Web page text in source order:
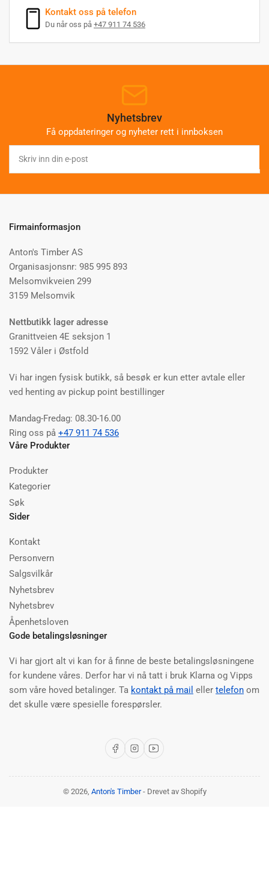
Kontakt oss på telefon
Du når oss på +47 911 74 536
Nyhetsbrev
Få oppdateringer og nyheter rett i innboksen
inn
din
post
Firmainformasjon
Anton's Timber AS
Organisasjonsnr: 985 995 893
Melsomvikveien 299
3159 Melsomvik
Nettbutikk lager adresse
Granittveien 4E seksjon 1
1592 Våler i Østfold
Vi har ingen fysisk butikk, så besøk er kun etter avtale eller
ved henting av pickup point bestillinger
Mandag-Fredag: 08.30-16.00
Ring oss på +47 911 74 536
Våre Produkter
Produkter
Kategorier
Søk
Sider
Kontakt
Personvern
Salgsvilkår
Nyhetsbrev
Nyhetsbrev
Åpenhetsloven
Gode betalingsløsninger
Vi har gjort alt vi kan for å finne de beste betalingsløsningene
for kundene våres. Derfor har vi nå tatt i bruk Klarna og Vipps
som våre hoved betalinger. Ta kontakt på mail eller telefon om
det skulle være spesielle forespørsler.
Facebook
InstagramYouTube
© 2026, Anton's Timber- Drevet av Shopify